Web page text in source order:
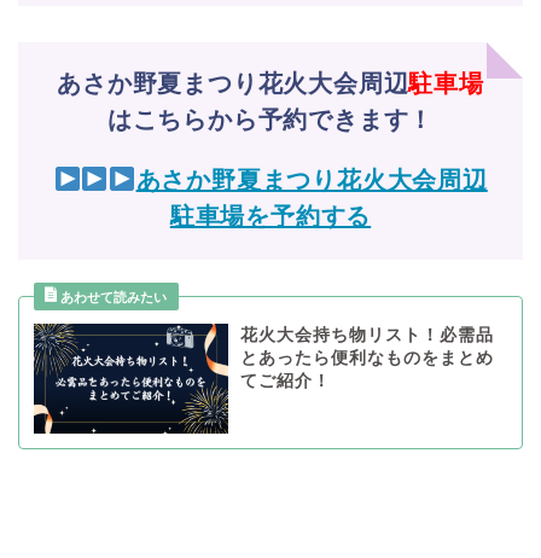
あさか野夏まつり花火大会周辺駐車場
はこちらから予約できます！
あさか野夏まつり花火大会周辺
駐車場を予約する
花火大会持ち物リスト！必需品
とあったら便利なものをまとめ
てご紹介！